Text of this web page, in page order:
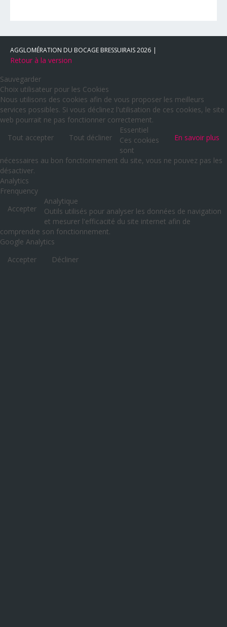
AGGLOMÉRATION DU BOCAGE BRESSUIRAIS2026
Retour à la version
Sauvegarder
Choix utilisateur pour les Cookies
Nous utilisons des cookies afin de vous proposer les meilleurs
services possibles. Si vous déclinez l'utilisation de ces cookies, le site
web pourrait ne pas fonctionner correctement.
Tout accepter
Tout décliner En savoir plus
Essentiel
Ces cookies
sont
nécessaires au bon fonctionnement du site, vous ne pouvez pas les
désactiver.
Analytics
Frenquency
Accepter
Analytique
Outils utilisés pour analyser les données de navigation
et mesurer l'efficacité du site internet afin de
comprendre son fonctionnement.
Google Analytics
Accepter
Décliner